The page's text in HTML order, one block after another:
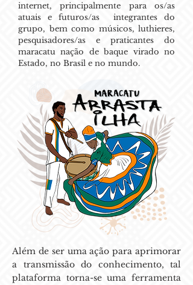
internet, principalmente para os/as
atuais e futuros/as integrantes do
grupo, bem como músicos, luthieres,
pesquisadores/as e praticantes do
maracatu nação de baque virado no
Estado, no Brasil e no mundo.
Além de ser uma ação para aprimorar
a transmissão do conhecimento, tal
plataforma torna-se uma ferramenta